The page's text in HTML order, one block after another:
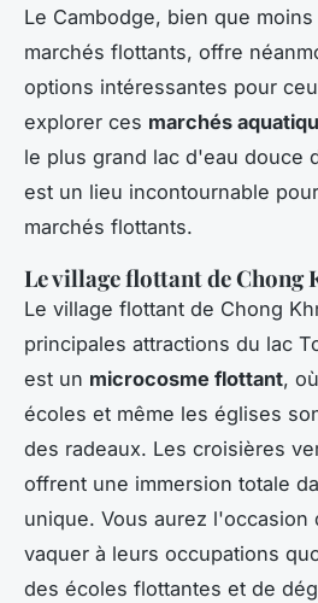
Le Cambodge, bien que
marchés flottants, offre
options intéressantes pour
explorer ces marchés
le plus grand lac d'eau douce
est un lieu incontournable
marchés flottants.
Le village flottant de Chong
Le village flottant de Chong
principales attractions du lac
est un microcosme flottant,
écoles et même les églises
des radeaux. Les croisières
offrent une immersion totale
unique. Vous aurez l'occasion
vaquer à leurs occupations
des écoles flottantes et de